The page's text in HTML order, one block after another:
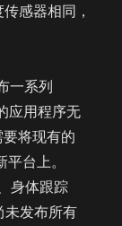
感器相同，
一系列
应用程序无
将现有的
台上。
身体跟踪
未发布所有